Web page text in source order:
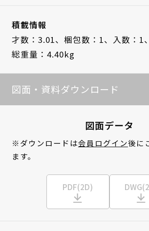
積載情報
才数：3.01、 梱包数：1、 入数：1、
総重量：4.40kg
図面・資料ダウンロード
図面データ
※ダウンロードは会員ログイン後に
ます。
PDF(2D)